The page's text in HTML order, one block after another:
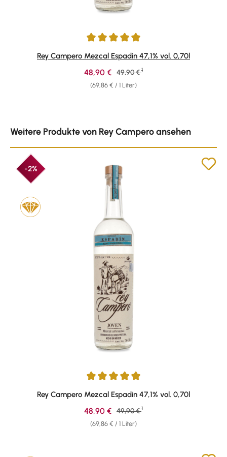
Durchschnittliche Bewertung von 5 von 5 Sternen
Rey Campero Mezcal Espadin 47,1% vol. 0,70l
(69,86 € / 1 Liter)
Verkaufspreis:
48,90 € Regulärer Preis:
49,90 € 1
Weitere Produkte von Rey Campero ansehen
-2%
Durchschnittliche Bewertung von 5 von 5 Sternen
Rey Campero Mezcal Espadin 47,1% vol. 0,70l
(69,86 € / 1 Liter)
Verkaufspreis:
48,90 € Regulärer Preis:
49,90 € 1